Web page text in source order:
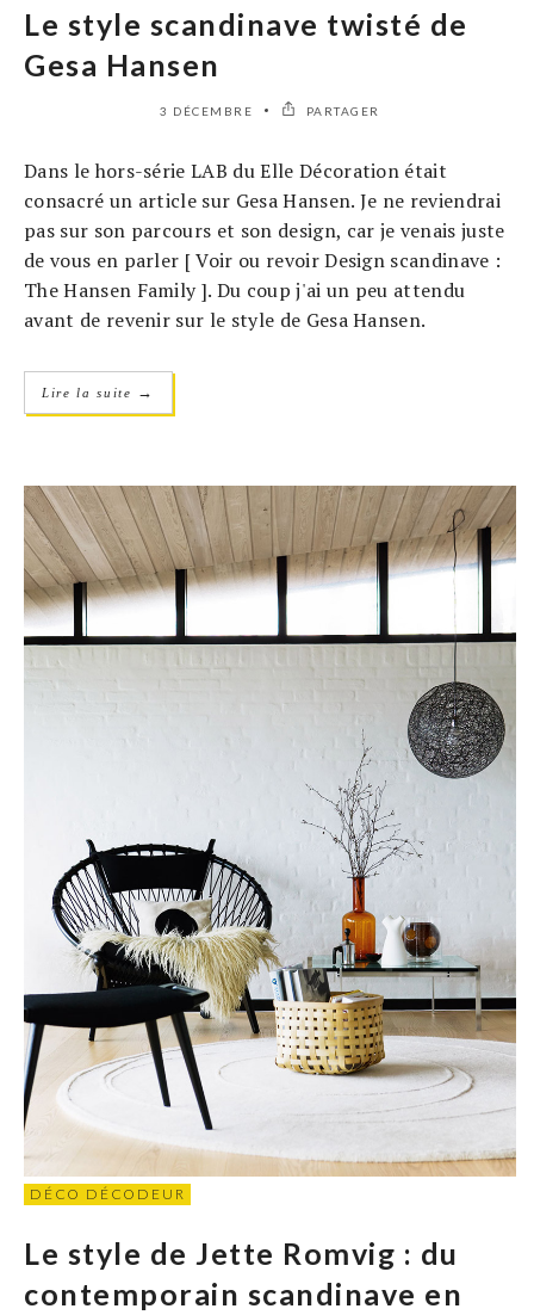
Le style scandinave twisté de
Gesa Hansen
3 DÉCEMBRE PARTAGER
Dans le hors-série LAB du Elle Décoration était
consacré un article sur Gesa Hansen. Je ne reviendrai
pas sur son parcours et son design, car je venais juste
de vous en parler [ Voir ou revoir Design scandinave :
The Hansen Family ]. Du coup j'ai un peu attendu
avant de revenir sur le style de Gesa Hansen.
Lire la suite →
DÉCO DÉCODEUR
Le style de Jette Romvig : du
contemporain scandinave en